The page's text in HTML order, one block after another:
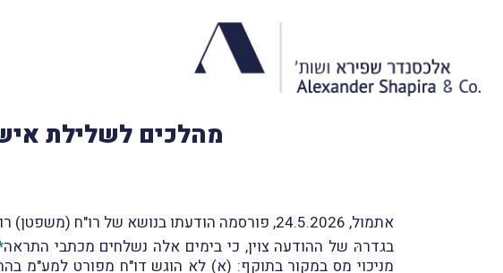
מהלכים לשלילת
אתמול, 24.5.2026, פורסמה הודעתו בנושא של רו"ח (משפטן) רובי בוטבול, סמנכ"ל בכיר שומה וביקורת ברשות המיסים (
בגדרהּ של ההודעה צוין, כי בימים אלה נשלחים מכתבי התראה